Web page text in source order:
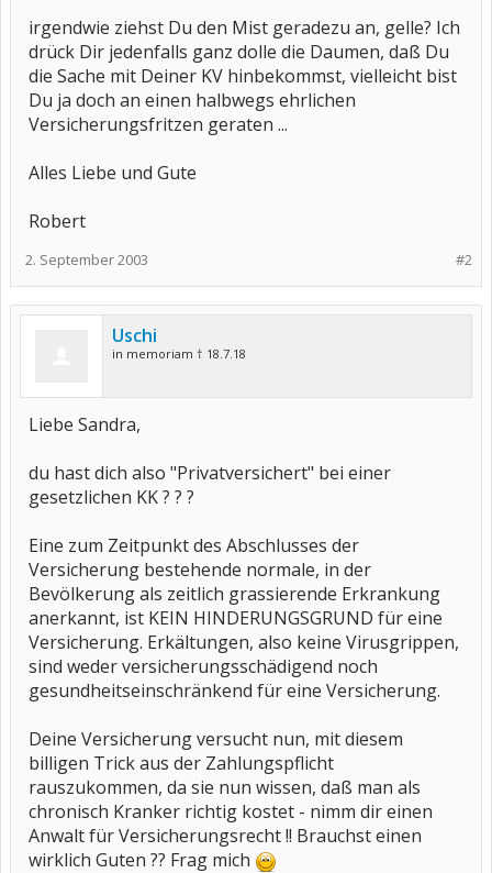
irgendwie ziehst Du den Mist geradezu an, gelle? Ich
drück Dir jedenfalls ganz dolle die Daumen, daß Du
die Sache mit Deiner KV hinbekommst, vielleicht bist
Du ja doch an einen halbwegs ehrlichen
Versicherungsfritzen geraten ...
Alles Liebe und Gute
Robert
#2
2. September 2003
Uschi
in memoriam † 18.7.18
Liebe Sandra,
du hast dich also "Privatversichert" bei einer
gesetzlichen KK ? ? ?
Eine zum Zeitpunkt des Abschlusses der
Versicherung bestehende normale, in der
Bevölkerung als zeitlich grassierende Erkrankung
anerkannt, ist KEIN HINDERUNGSGRUND für eine
Versicherung. Erkältungen, also keine Virusgrippen,
sind weder versicherungsschädigend noch
gesundheitseinschränkend für eine Versicherung.
Deine Versicherung versucht nun, mit diesem
billigen Trick aus der Zahlungspflicht
rauszukommen, da sie nun wissen, daß man als
chronisch Kranker richtig kostet - nimm dir einen
Anwalt für Versicherungsrecht !! Brauchst einen
wirklich Guten ?? Frag mich